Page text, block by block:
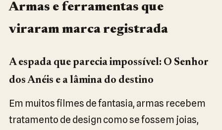
Armas e ferramentas que
viraram marca registrada
A espada que parecia impossível: O Senhor
dos Anéis e a lâmina do destino
Em muitos filmes de fantasia, armas recebem
tratamento de design como se fossem joias,